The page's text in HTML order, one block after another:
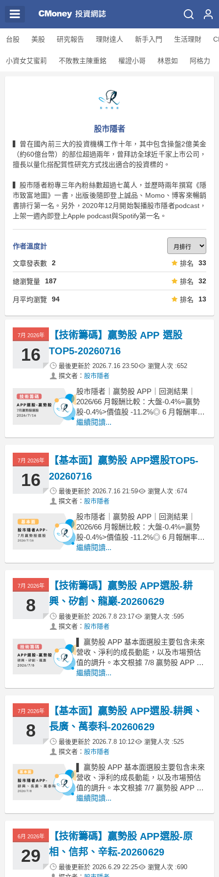
台股 美股 研究報告 理財達人 新手入門 生活理財
小資女艾蜜莉 不敗教主陳重銘 權證小哥 林恩如 阿格力
股市隱者
▍曾在國內前三大的投資機構工作十年，其中包含操盤2億美金
（約60億台幣）的部位超過兩年，曾拜訪全球近千家上市公司，
擅長以量化搭配質性研究方式找出適合的投資標的。
▍股市隱者粉專三年內粉絲數超過七萬人，並歷時兩年撰寫《隱
市致富地圖》一書，出版後隨即登上誠品、Momo、博客來暢銷
書排行第一名。另外，2020年12月開始製播股市隱者podcast，
上架一週內即登上Apple podcast與Spotify第一名。
作者溫度計
文章發表數 2 排名 33
總瀏覽量 187 排名 32
月平均瀏覽 94 排名 13
7月 2026年
16
【技術籌碼】贏勢股 APP 選股
TOP5-20260716
最後更新於 2026.7.16 23:50 瀏覽人次 :652
撰文者： 股市隱者
股市隱者｜贏勢股 APP｜回測結果｜
2026/66 月報酬比較：大盤-0.4%=贏勢
股-0.4%>價值股 -11.2%◎ 6 月報酬率：
(以 6/16 篩選出來的標的，至 6/16 的股
繼續閱讀...
7月 2026年
16
【基本面】贏勢股 APP選股TOP5-
20260716
最後更新於 2026.7.16 21:59 瀏覽人次 :674
撰文者： 股市隱者
股市隱者｜贏勢股 APP｜回測結果｜
2026/66 月報酬比較：大盤-0.4%=贏勢
股-0.4%>價值股 -11.2%◎ 6 月報酬率：
(以 6/16 篩選出來的標的，至 6/16 的股
繼續閱讀...
7月 2026年
8
【技術籌碼】贏勢股 APP選股-耕
興、矽創、龍巖-20260629
最後更新於 2026.7.8 23:17 瀏覽人次 :595
撰文者： 股市隱者
▌ 贏勢股 APP 基本面選股主要包含未來
營收、淨利的成長動能，以及市場預估
值的調升。本文根據 7/8 贏勢股 APP 清
單挑選介紹整理。總分：以基本面、技
益比標準差來判斷，負值代表低估，數
值越低越好。詳情可參考另一篇文章。
營運雷
繼續閱讀...
7月 2026年
8
【基本面】贏勢股 APP選股-耕興、
長廣、萬泰科-20260629
最後更新於 2026.7.8 10:12 瀏覽人次 :525
撰文者： 股市隱者
▌ 贏勢股 APP 基本面選股主要包含未來
營收、淨利的成長動能，以及市場預估
值的調升。本文根據 7/7 贏勢股 APP 的
口袋名單挑選介紹整理。總分：以基本
階：以本益比標準差來判斷，負值代表
低估，數值越低越好。詳情可參考另一
篇文章。
繼續閱讀...
6月 2026年
29
【技術籌碼】贏勢股 APP選股-原
相、信邦、辛耘-20260629
最後更新於 2026.6.29 22:25 瀏覽人次 :690